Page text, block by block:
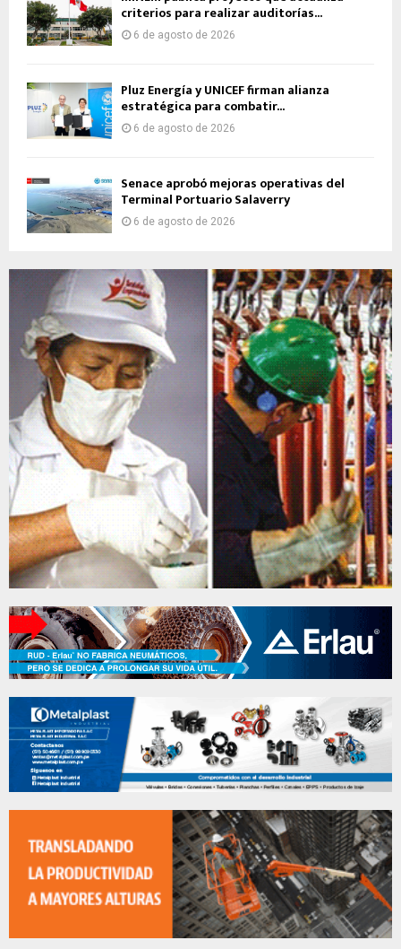
criterios para realizar auditorías...
6 de agosto de 2026
Pluz Energía y UNICEF firman alianza
estratégica para combatir...
6 de agosto de 2026
Senace aprobó mejoras operativas del
Terminal Portuario Salaverry
6 de agosto de 2026